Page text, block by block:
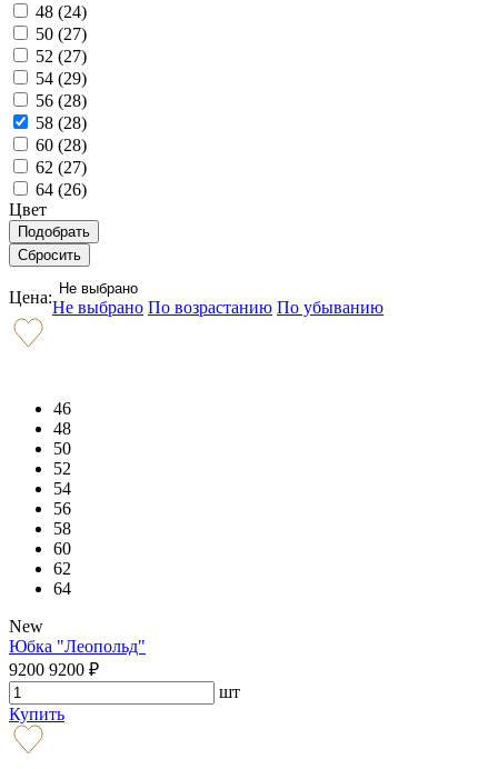
48 (24)
50 (27)
52 (27)
54 (29)
56 (28)
58 (28)
60 (28)
62 (27)
64 (26)
Цвет
Цена: Не выбрано
Не выбрано По возрастанию По убыванию
46
48
50
52
54
56
58
60
62
64
New
Юбка "Леопольд"
9200 9200 ₽
шт
Купить